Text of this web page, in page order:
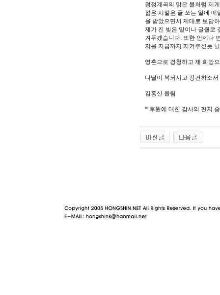
청정계곡의 맑은 물처럼 제
젊은 시절은 글 쓰는 일에
을 받았으면서 제대로 보답
제가 진 빚은 말이나 글월로
겨두겠습니다. 또한 언제나
저를 지금까지 지켜주셨듯
영혼으로 경청하고 제 희망
나날이 복되시고 강건하소서
김홍신 올림
* 후원에 대한 감사의 편지 중